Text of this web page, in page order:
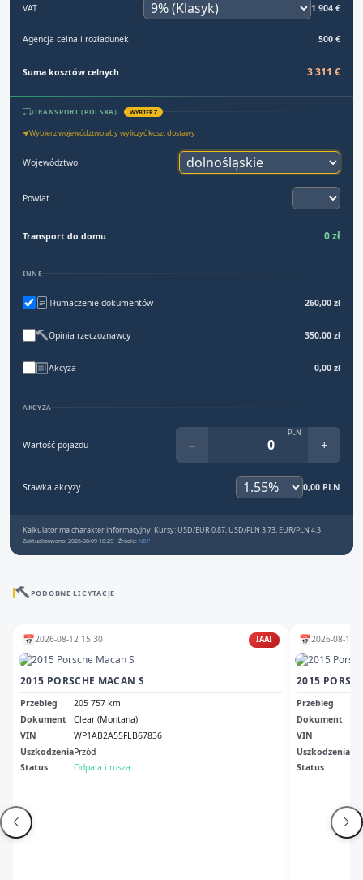
VAT 1 904 €
Agencja celna i rozładunek 500 €
Suma kosztów celnych 3 311 €
TRANSPORT (POLSKA) WYBIERZ
Wybierz województwo aby wyliczyć koszt dostawy
Województwo
Powiat
Transport do domu 0 zł
INNE
Tłumaczenie dokumentów 260,00 zł
Opinia rzeczoznawcy 350,00 zł
Akcyza 0,00 zł
AKCYZA
Wartość pojazdu −
PLN
+
Stawka akcyzy 0,00 PLN
Kalkulator ma charakter informacyjny. Kursy: USD/EUR 0.87, USD/PLN 3.73, EUR/PLN 4.3
Zaktualizowano: 2026-08-09 18:25 · Źródło: NBP
PODOBNE LICYTACJE
📅2026-08-12 15:30 IAAI
2015 PORSCHE MACAN S
Przebieg
205 757 km
Dokument
Clear (Montana)
VIN
WP1AB2A55FLB67836
UszkodzeniaPrzód
Status
Odpala i rusza
📅2026-08-13
2015
Przebieg
Dokument
VIN
Uszkodzenia
Status